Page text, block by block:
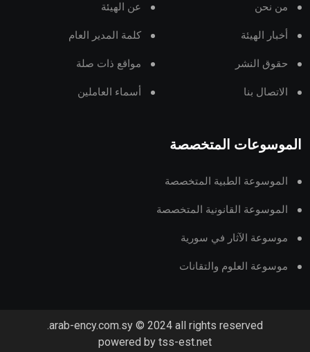
من نحن عن الهيئة
أخبار الهيئة كلمة المدير العام
حقوق النشر مواقع ذات صلة
الاتصال بنا أسماء العاملين
الموسوعات المتخصصة
الموسوعة الطبية المتخصصة
الموسوعة القانونية المتخصصة
موسوعة الآثار في سورية
موسوعة العلوم والتقانات
arab-ency.com.sy © 2024 all rights reserved.
powered by tss-est.net